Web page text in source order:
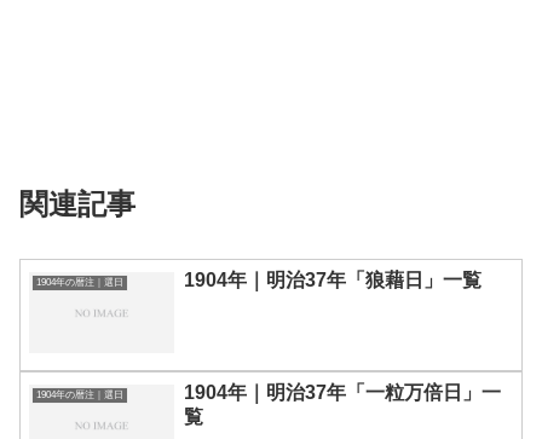
関連記事
1904年の暦注｜選日 1904年｜明治37年「狼藉日」一覧
1904年の暦注｜選日
1904年｜明治37年「一粒万倍日」一
覧